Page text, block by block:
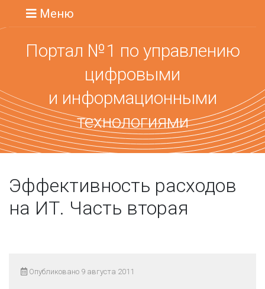
Меню
Портал №1 по управлению
цифровыми
и информационными
технологиями
Эффективность расходов
на ИТ. Часть вторая
Опубликовано 9 августа 2011